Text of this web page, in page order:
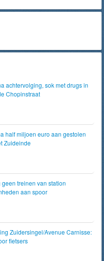
achtervolging, sok met drugs in
Chopinstraat
half miljoen euro aan gestolen
Zuideinde
treinen van station
aan spoor
Zuidersingel/Avenue Carnisse:
fietsers